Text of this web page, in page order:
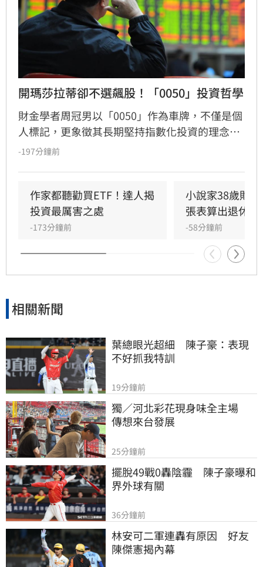
開瑪莎拉蒂卻不選飆股！「0050」投資哲學
財金學者周冠男以「0050」作為車牌，不僅是個
人標記，更象徵其長期堅持指數化投資的理念。
他透過學術研究與親身實踐發現，頻繁選股難以
心不在於預測行情，而是相信市場並與之共同成
長。為推廣此理念，三立財經iNEWS將於8月15
日舉辦「不再選股必勝術」投資論壇，邀請周冠
男解析行為財務學與資產配置策略，協助投資人
在市場震盪中穩健獲利。活動名額有限，歡迎投
資人報名參加，掌握長期致富心法。
-197分鐘前
作家都聽勸買ETF！達人揭
投資最厲害之處
-173分鐘前
小說家38歲財
張表算出退休金
-58分鐘前
相關新聞
葉總眼光超細　陳子豪：表現
不好抓我特訓
19分鐘前
獨／河北彩花現身味全主場
傳想來台發展
25分鐘前
擺脫49戰0轟陰霾　陳子豪曝和
界外球有關
36分鐘前
林安可二軍連轟有原因　好友
陳傑憲揭內幕